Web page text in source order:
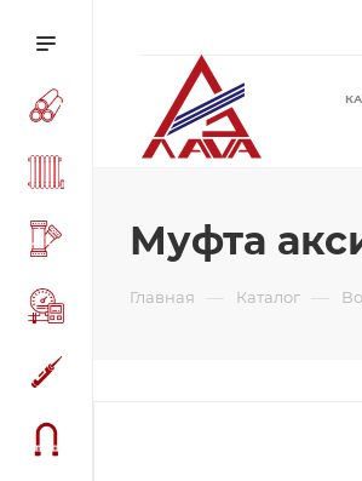
Муфта
Главная — Каталог —